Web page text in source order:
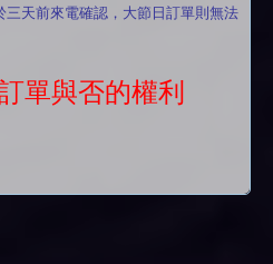
天前來電確認，大節日訂單則無法
單與否的權利